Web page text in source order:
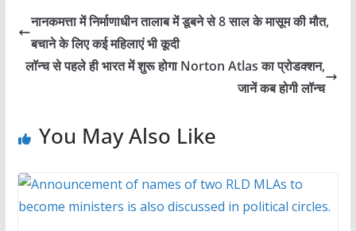
नानकमत्ता में निर्माणाधीन तालाब में डूबने से 8 साल के मासूम की मौत,
बचाने के लिए कई महिलाएं भी कूदी
लॉन्च से पहले ही भारत में शुरू होगा Norton Atlas का प्रोडक्शन,
जानें कब होगी लॉन्च
You May Also Like